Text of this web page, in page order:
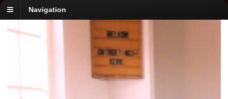
Navigation